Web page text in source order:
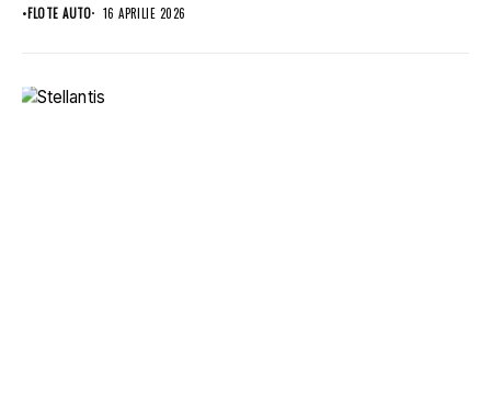
•FLOTE AUTO 16 APRILIE 2026